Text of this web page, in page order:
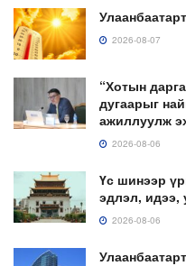
2026-08-07
“Хотын
дугаарыг
ажиллуулж
2026-08-06
Үс шинээр
эдлэл, идээ,
2026-08-06